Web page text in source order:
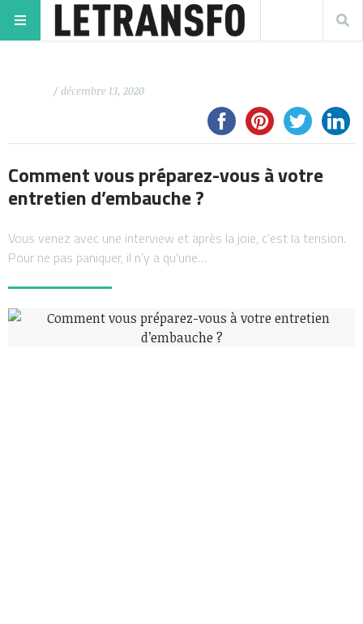
/ décembre 13, 2020
Comment vous préparez-vous à votre
entretien d’embauche ?
Vous venez avec une interview et après la joie, c’est la tension.
Pour ne pas paniquer, il n’y a qu’une…